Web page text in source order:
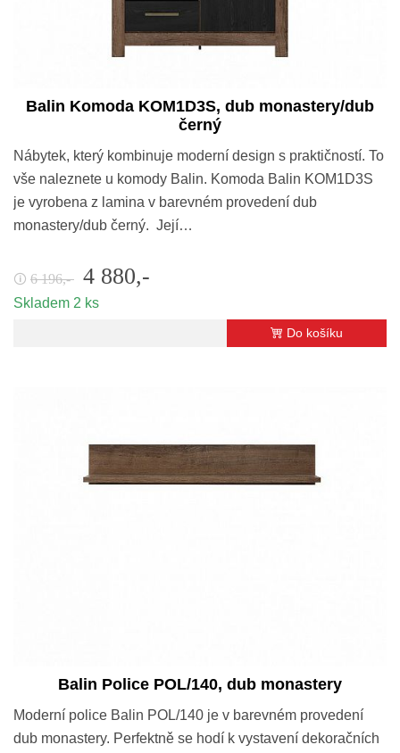
Balin Komoda KOM1D3S, dub monastery/dub
černý
Nábytek, který kombinuje moderní design s praktičností. To
vše naleznete u komody Balin. Komoda Balin KOM1D3S
je vyrobena z lamina v barevném provedení dub
monastery/dub černý. Její…
🛈 6 196,- 4 880,-
Skladem 2 ks
Do košíku
Balin Police POL/140, dub monastery
Moderní police Balin POL/140 je v barevném provedení
dub monastery. Perfektně se hodí k vystavení dekoračních